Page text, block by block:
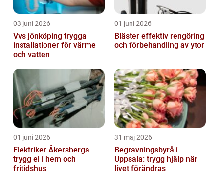
03 juni 2026
Vvs jönköping trygga
installationer för värme
och vatten
01 juni 2026
Bläster effektiv rengöring
och förbehandling av ytor
01 juni 2026
Elektriker Åkersberga
trygg el i hem och
fritidshus
31 maj 2026
Begravningsbyrå i
Uppsala: trygg hjälp när
livet förändras